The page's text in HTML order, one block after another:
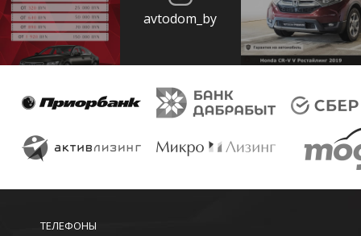
avtodom_by
ТЕЛЕФОНЫ